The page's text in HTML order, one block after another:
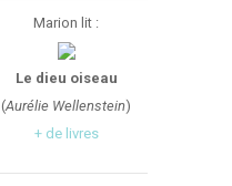
Marion lit :
Le dieu oiseau
(Aurélie Wellenstein)
+ de livres